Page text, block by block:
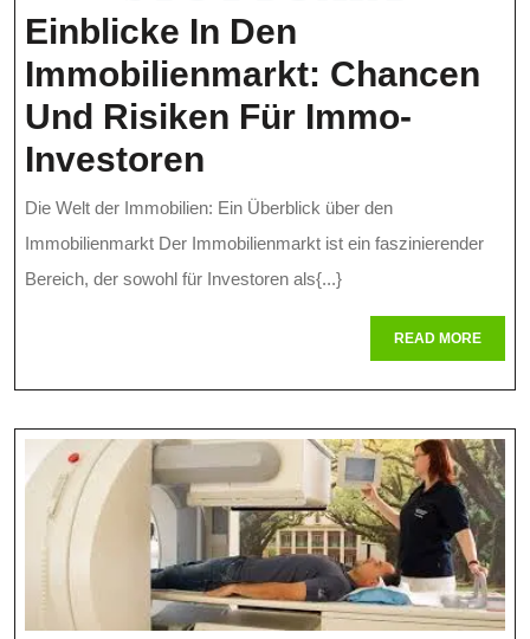
Einblicke In Den
Immobilienmarkt: Chancen
Und Risiken Für Immo-
Investoren
In
Den
Immobilienmarkt:
Für
Immo-
Investoren
Die Welt der Immobilien: Ein Überblick über den
Immobilienmarkt Der Immobilienmarkt ist ein faszinierender
Bereich, der sowohl für Investoren als{...}
READ MOREREAD
MORE